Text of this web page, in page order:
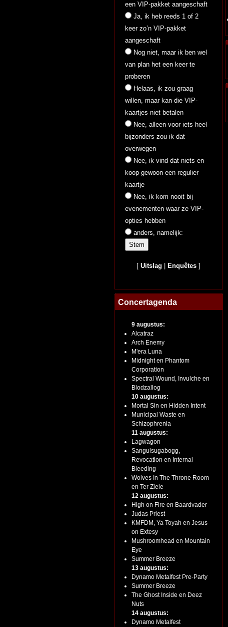
een VIP-pakket aangeschaft
Ja, ik heb reeds 1 of 2
keer zo’n VIP-pakket
aangeschaft
Nog niet, maar ik ben wel
van plan het een keer te
proberen
Helaas, ik zou graag
willen, maar kan die VIP-
kaartjes niet betalen
Nee, alleen voor iets heel
bijzonders zou ik dat
overwegen
Nee, ik vind dat niets en
koop gewoon een regulier
kaartje
Nee, ik kom nooit bij
evenementen waar ze VIP-
opties hebben
anders, namelijk:
[Uitslag Enquêtes ]
Concertagenda
9 augustus:
Alcatraz
Arch Enemy
M'era Luna
Midnight en Phantom
Corporation
Spectral Wound, Invulche en
Blodzallog
10 augustus:
Mortal Sin en Hidden Intent
Municipal Waste en
Schizophrenia
11 augustus:
Lagwagon
Sanguisugabogg,
Revocation en Internal
Bleeding
Wolves In The Throne Room
en Ter Ziele
12 augustus:
High on Fire en Baardvader
Judas Priest
KMFDM, Ya Toyah en Jesus
on Extesy
Mushroomhead en Mountain
Eye
Summer Breeze
13 augustus:
Dynamo Metalfest Pre-Party
Summer Breeze
The Ghost Inside en Deez
Nuts
14 augustus:
Dynamo Metalfest